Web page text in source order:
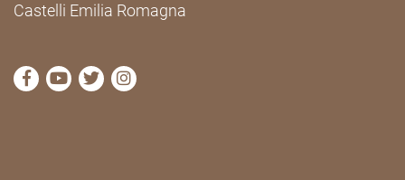
Castelli Emilia Romagna
visit Cammini Emilia-Romagna Facebook profile
visit Cammini Emilia-Romagna YouTube profile
visit Cammini Emilia-Romagna Twitter
visit Cammini Emilia-Romagna